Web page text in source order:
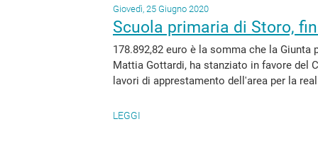
Giovedì, 25 Giugno 2020
Scuola primaria di Storo,
178.892,82 euro è la somma che la
Mattia Gottardi, ha stanziato in favore del
lavori di apprestamento dell'area per la
LEGGI